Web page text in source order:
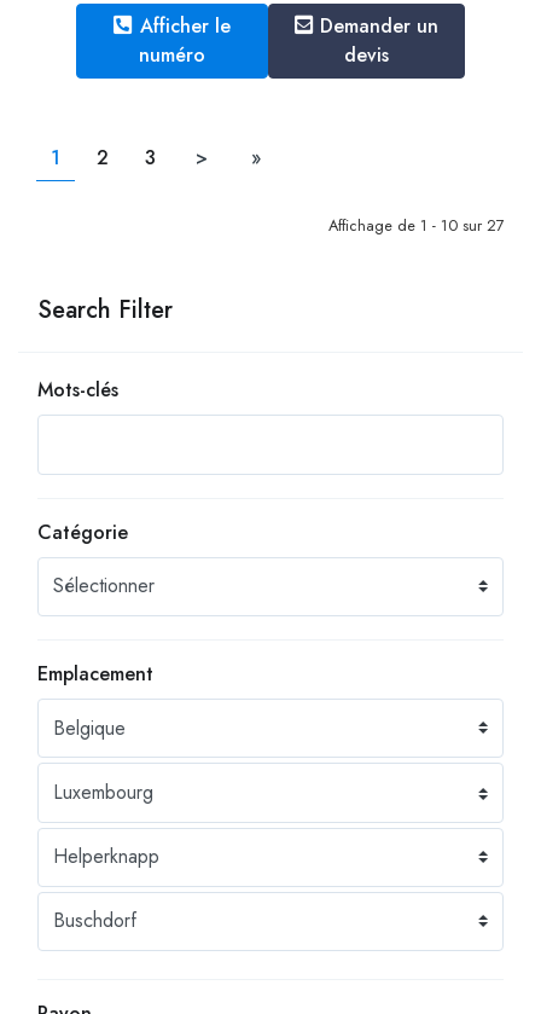
Search Filter
Mots-clés
Catégorie
Emplacement
Afficher le
numéro
Demander un
devis
1 2 3 > »
Affichage de 1 - 10 sur 27